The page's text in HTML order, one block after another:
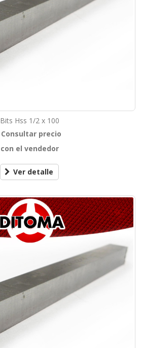
Bits Hss 1/2 x 100
Consultar precio
con el vendedor
Ver detalle